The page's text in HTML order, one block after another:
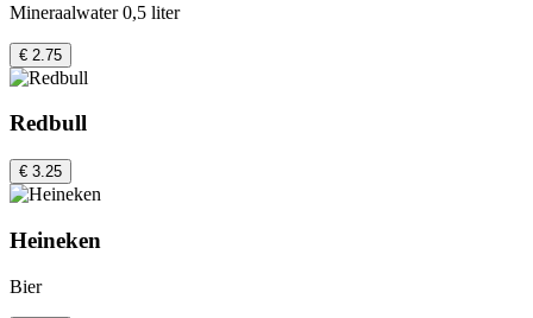
Mineraalwater 0,5 liter
€ 2.75
Redbull
€ 3.25
Heineken
Bier